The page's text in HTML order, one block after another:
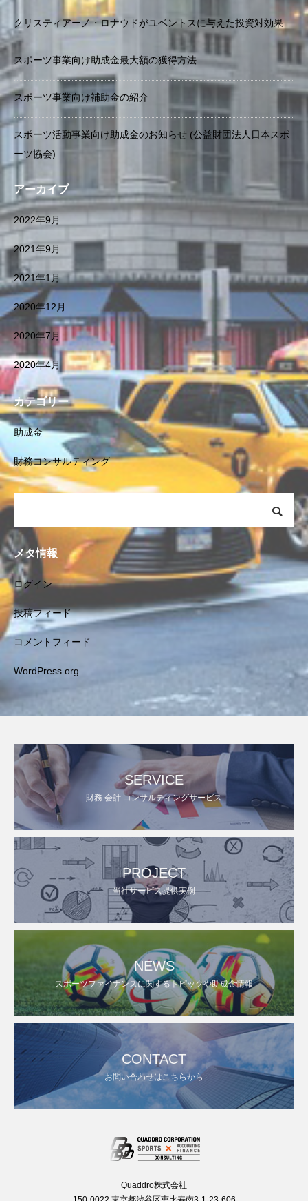
クリスティアーノ・ロナウドがユベントスに与えた投資対効果
スポーツ事業向け助成金最大額の獲得方法
スポーツ事業向け補助金の紹介
スポーツ活動事業向け助成金のお知らせ (公益財団法人日本スポ
ーツ協会)
アーカイブ
2022年9月
2021年9月
2021年1月
2020年12月
2020年7月
2020年4月
カテゴリー
助成金
財務コンサルティング
メタ情報
ログイン
投稿フィード
コメントフィード
WordPress.org
SERVICE
財務 会計 コンサルティングサービス
PROJECT
当社サービス提供実例
NEWS
スポーツファイナンスに関するトピックや助成金情報
CONTACT
お問い合わせはこちらから
Quaddro株式会社